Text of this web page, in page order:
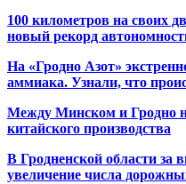
100 километров на своих
новый рекорд
На «Гродно Азот»
аммиака. Узнали, что
Между Минском и Гродно
китайского производства
В Гродненской области за
увеличение числа